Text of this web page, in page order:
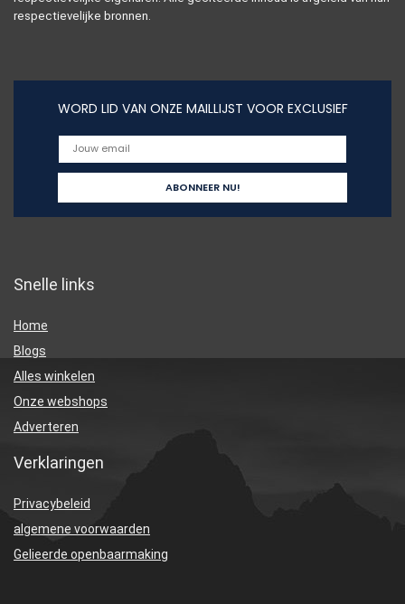
respectievelijke bronnen.
WORD LID VAN ONZE MAILLIJST VOOR EXCLUSIEF
Snelle links
Home
Blogs
Alles winkelen
Onze webshops
Adverteren
Verklaringen
Privacybeleid
algemene voorwaarden
Gelieerde openbaarmaking